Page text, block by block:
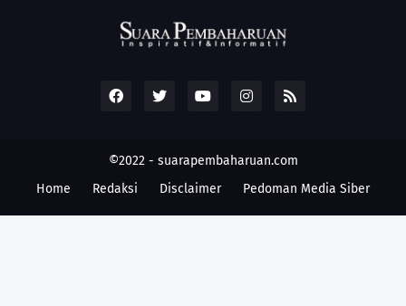
©2022 - suarapembaharuan.com
Home
Redaksi Disclaimer Pedoman Media Siber